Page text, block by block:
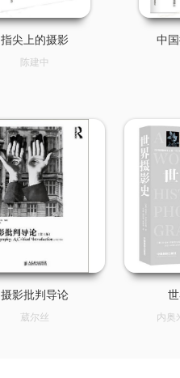
指尖上的摄影
陈建中
中
摄影批判导论
葳尔丝 内奥